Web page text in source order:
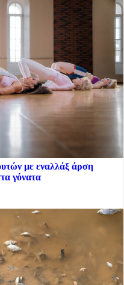
με εναλλάξ άρση
γόνατα